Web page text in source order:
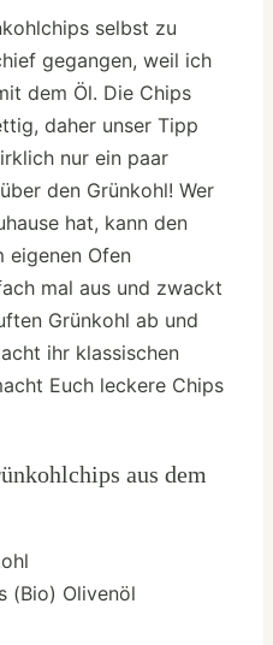
selbst zu
gegangen, weil ich
dem Öl. Die Chips
daher unser Tipp
nur ein paar
den Grünkohl! Wer
hat, kann den
eigenen Ofen
mal aus und zwackt
Grünkohl ab und
ihr klassischen
Euch leckere Chips
aus dem
(Bio) Olivenöl